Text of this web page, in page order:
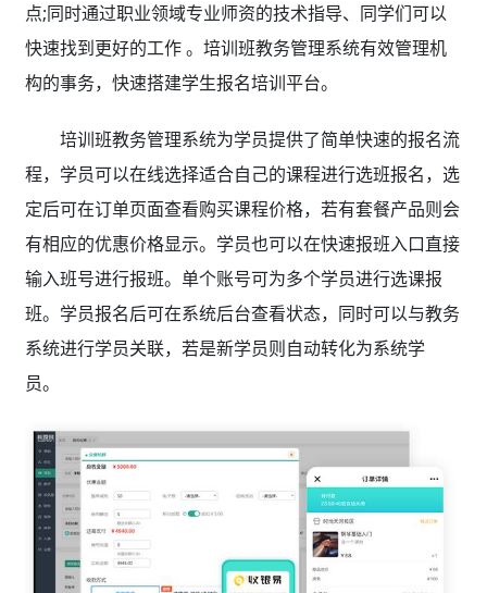
点;同时通过职业领域专业师资的技术指导、同学们可以
快速找到更好的工作 。培训班教务管理系统有效管理机
构的事务，快速搭建学生报名培训平台。
培训班教务管理系统为学员提供了简单快速的报名流
程，学员可以在线选择适合自己的课程进行选班报名，选
定后可在订单页面查看购买课程价格，若有套餐产品则会
有相应的优惠价格显示。学员也可以在快速报班入口直接
输入班号进行报班。单个账号可为多个学员进行选课报
班。学员报名后可在系统后台查看状态，同时可以与教务
系统进行学员关联，若是新学员则自动转化为系统学
员。